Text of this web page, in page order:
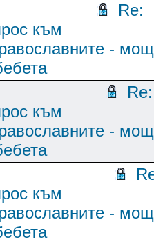
Re:
към
-
Re:
към
-
към
-